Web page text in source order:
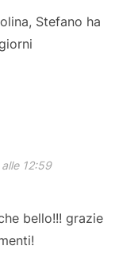
Stefano ha
12:59
bello!!! grazie